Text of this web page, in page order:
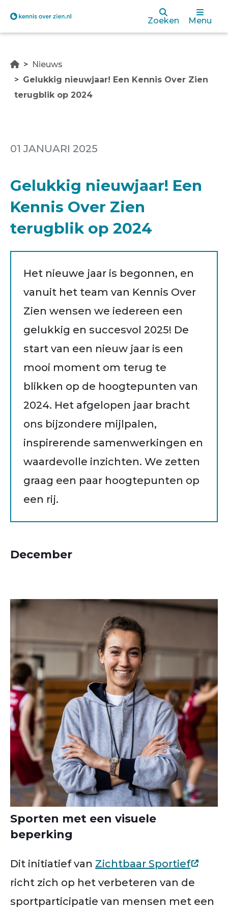
Overslaan
de
inhoud
Zoeken Menu
Nieuws
Gelukkig nieuwjaar! Een Kennis Over Zien
terugblik op 2024
01 JANUARI 2025
Gelukkig nieuwjaar! Een
Kennis Over Zien
terugblik op 2024
Het nieuwe jaar is begonnen, en
vanuit het team van Kennis Over
Zien wensen we iedereen een
gelukkig en succesvol 2025! De
start van een nieuw jaar is een
mooi moment om terug te
blikken op de hoogtepunten van
2024. Het afgelopen jaar bracht
ons bijzondere mijlpalen,
inspirerende samenwerkingen en
waardevolle inzichten. We zetten
graag een paar hoogtepunten op
een rij.
December
Sporten met een visuele
beperking
Dit initiatief van Zichtbaar Sportief
richt zich op het verbeteren van de
sportparticipatie van mensen met een